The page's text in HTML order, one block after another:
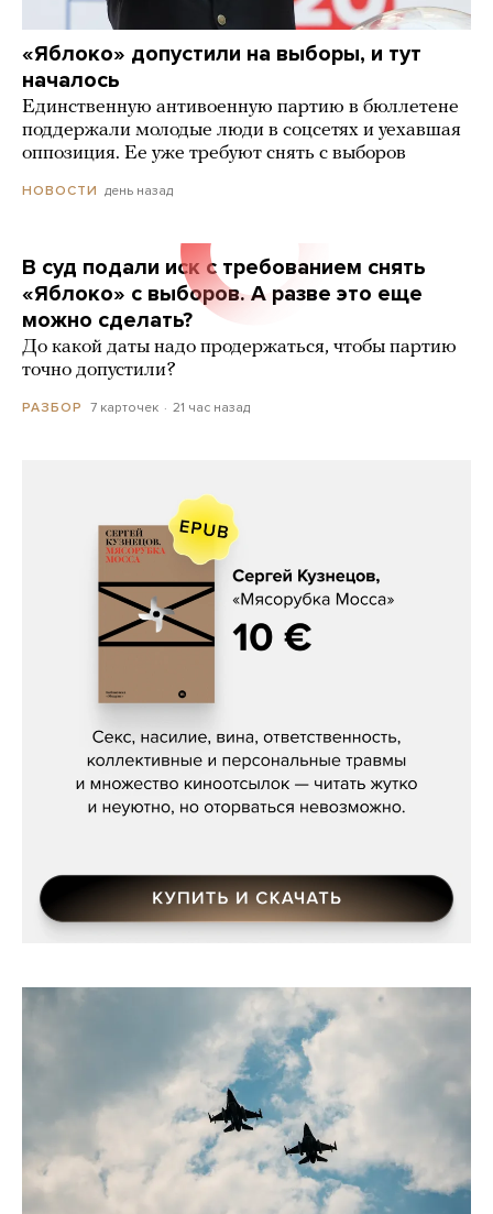
«Яблоко» допустили на выборы, и тут
началось
Единственную антивоенную партию в бюллетене
поддержали молодые люди в соцсетях и уехавшая
оппозиция. Ее уже требуют снять с выборов
НОВОСТИ день назад
В суд подали иск с требованием снять
«Яблоко» с выборов. А разве это еще
можно сделать?
До какой даты надо продержаться, чтобы партию
точно допустили?
РАЗБОР 7 карточек 21 час назад
Сергей Кузнецов, «Мясорубка